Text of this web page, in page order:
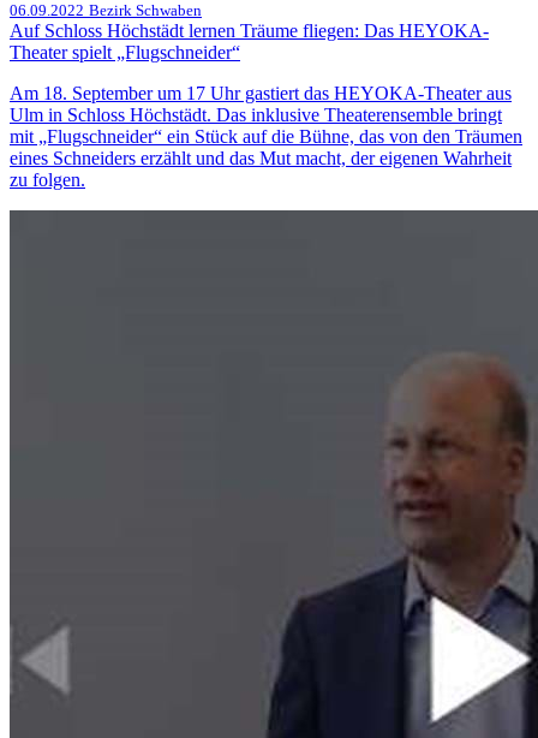
06.09.2022 Bezirk Schwaben
Auf Schloss Höchstädt lernen Träume fliegen: Das HEYOKA-
Theater spielt „Flugschneider“
Am 18. September um 17 Uhr gastiert das HEYOKA-Theater aus
Ulm in Schloss Höchstädt. Das inklusive Theaterensemble bringt
mit „Flugschneider“ ein Stück auf die Bühne, das von den Träumen
eines Schneiders erzählt und das Mut macht, der eigenen Wahrheit
zu folgen.